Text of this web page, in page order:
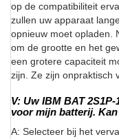
op de compatibiliteit
zullen uw apparaat
opnieuw moet opladen.
om de grootte en het
een grotere capaciteit
zijn. Ze zijn onpraktisch
V: Uw IBM BAT
voor mijn batterij.
A: Selecteer bij het